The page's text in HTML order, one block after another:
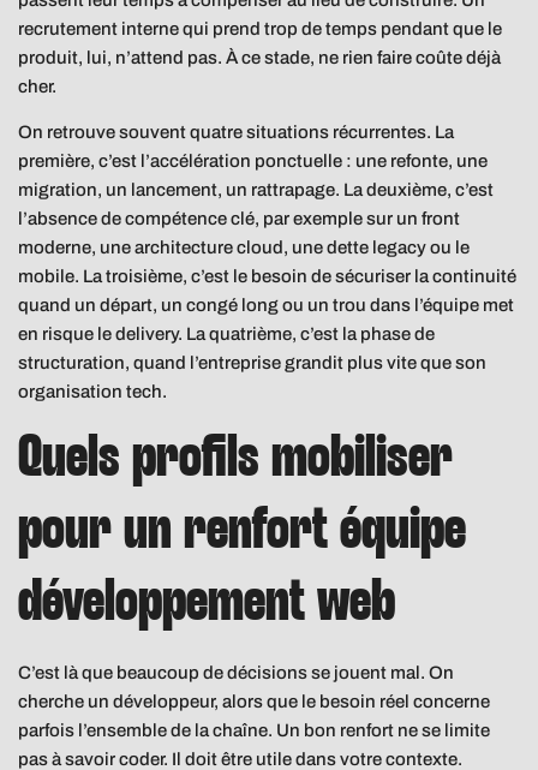
recrutement interne qui prend trop de temps pendant que le
produit, lui, n’attend pas. À ce stade, ne rien faire coûte déjà
cher.
On retrouve souvent quatre situations récurrentes. La
première, c’est l’accélération ponctuelle : une refonte, une
migration, un lancement, un rattrapage. La deuxième, c’est
l’absence de compétence clé, par exemple sur un front
moderne, une architecture cloud, une dette legacy ou le
mobile. La troisième, c’est le besoin de sécuriser la continuité
quand un départ, un congé long ou un trou dans l’équipe met
en risque le delivery. La quatrième, c’est la phase de
structuration, quand l’entreprise grandit plus vite que son
organisation tech.
Quels profils mobiliser
pour un renfort équipe
développement web
C’est là que beaucoup de décisions se jouent mal. On
cherche un développeur, alors que le besoin réel concerne
parfois l’ensemble de la chaîne. Un bon renfort ne se limite
pas à savoir coder. Il doit être utile dans votre contexte.